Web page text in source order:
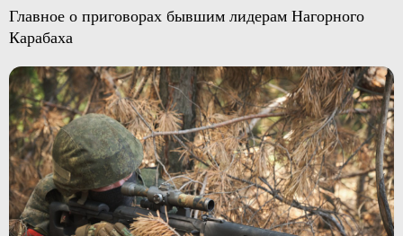
Главное о приговорах бывшим лидерам Нагорного
Карабаха